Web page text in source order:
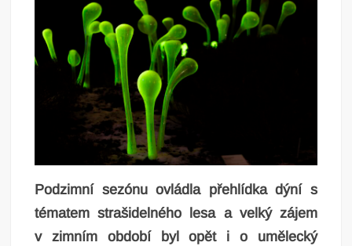
Podzimní sezónu ovládla přehlídka dýní s
tématem strašidelného lesa a velký zájem
v zimním období byl opět i o umělecký